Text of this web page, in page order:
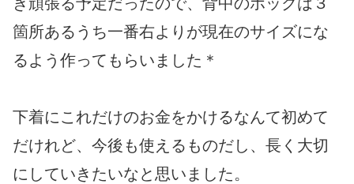
箇所あるうち一番右よりが現在のサイズにな
るよう作ってもらいました＊
下着にこれだけのお金をかけるなんて初めて
だけれど、今後も使えるものだし、長く大切
にしていきたいなと思いました。